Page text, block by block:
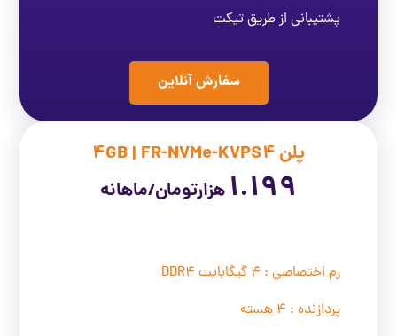
پشتیبانی از طریق تیکت
سفارش آنلاین
پلن 4GB | FR-NVMe-KVPS4
1.199 هزارتومان/ماهانه
رم اختصاصی : 4 گیگابایت DDR4
پردازنده : 4 هسته